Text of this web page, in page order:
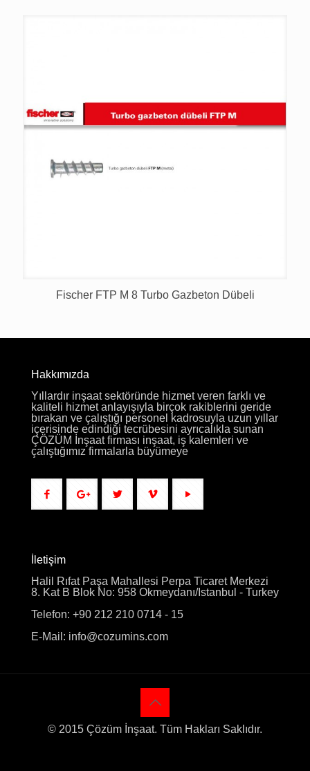
Fischer FTP M 8 Turbo Gazbeton Dübeli
Hakkımızda
Yıllardır inşaat sektöründe hizmet veren farklı ve
kaliteli hizmet anlayışıyla birçok rakiblerini geride
bırakan ve çalıştığı personel kadrosuyla uzun yıllar
içerisinde edindiği tecrübesini ayrıcalıkla sunan
ÇÖZÜM İnşaat firması inşaat, iş kalemleri ve
çalıştığımız firmalarla büyümeye
İletişim
Halil Rıfat Paşa Mahallesi Perpa Ticaret Merkezi
8. Kat B Blok No: 958 Okmeydanı/Istanbul - Turkey
Telefon: +90 212 210 0714 - 15
E-Mail: info@cozumins.com
© 2015 Çözüm İnşaat. Tüm Hakları Saklıdır.